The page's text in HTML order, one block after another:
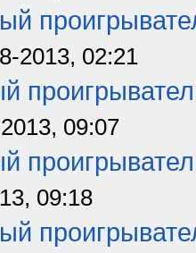
2013, 02:21
09:07
09:18